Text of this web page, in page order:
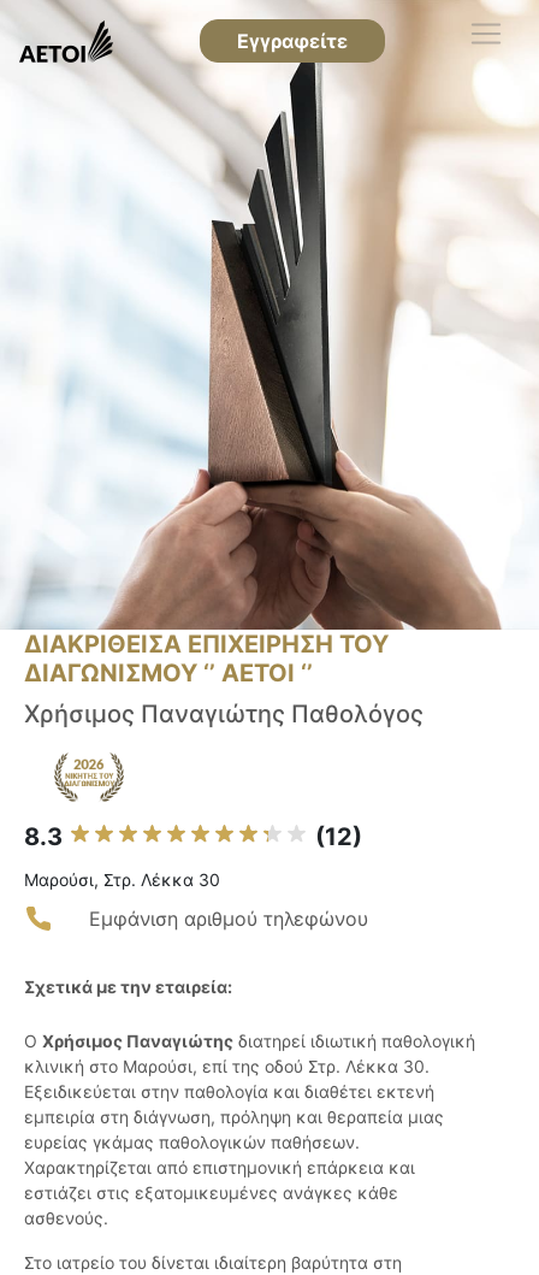
Εγγραφείτε
ΔΙΑΚΡΙΘΕΙΣΑ ΕΠΙΧΕΙΡΗΣΗ ΤΟΥ
ΔΙΑΓΩΝΙΣΜΟΥ ‘’ ΑΕΤΟΙ ‘’
Χρήσιμος Παναγιώτης Παθολόγος
8.3 (12)
Μαρούσι, Στρ. Λέκκα 30
Εμφάνιση αριθμού τηλεφώνου
Σχετικά με την εταιρεία:
Ο Χρήσιμος Παναγιώτης διατηρεί ιδιωτική παθολογική
κλινική στο Μαρούσι, επί της οδού Στρ. Λέκκα 30.
Εξειδικεύεται στην παθολογία και διαθέτει εκτενή
εμπειρία στη διάγνωση, πρόληψη και θεραπεία μιας
ευρείας γκάμας παθολογικών παθήσεων.
Χαρακτηρίζεται από επιστημονική επάρκεια και
εστιάζει στις εξατομικευμένες ανάγκες κάθε
ασθενούς.
Στο ιατρείο του δίνεται ιδιαίτερη βαρύτητα στη